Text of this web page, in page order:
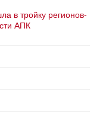
в тройку регионов-
АПК